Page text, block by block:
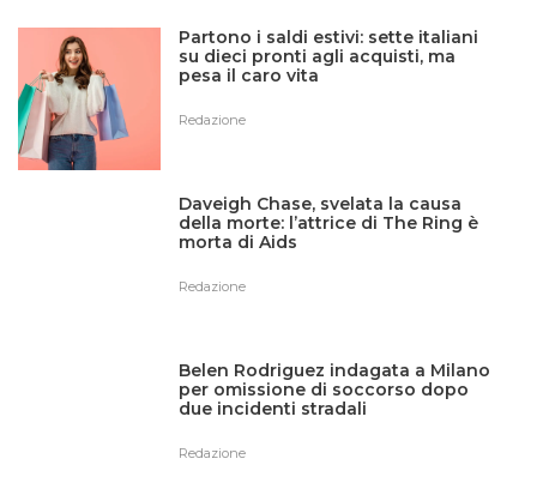
Partono i saldi estivi: sette italiani
su dieci pronti agli acquisti, ma
pesa il caro vita
Redazione
Daveigh Chase, svelata la causa
della morte: l’attrice di The Ring è
morta di Aids
Redazione
Belen Rodriguez indagata a Milano
per omissione di soccorso dopo
due incidenti stradali
Redazione